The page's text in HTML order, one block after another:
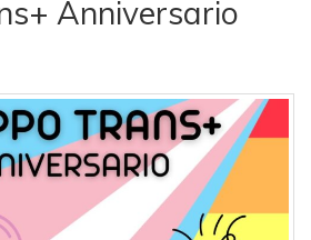
Anniversario